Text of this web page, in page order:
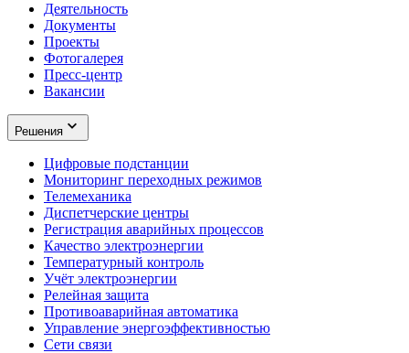
Деятельность
Документы
Проекты
Фотогалерея
Пресс-центр
Вакансии
Решения
Цифровые подстанции
Мониторинг переходных режимов
Телемеханика
Диспетчерские центры
Регистрация аварийных процессов
Качество электроэнергии
Температурный контроль
Учёт электроэнергии
Релейная защита
Противоаварийная автоматика
Управление энергоэффективностью
Сети связи